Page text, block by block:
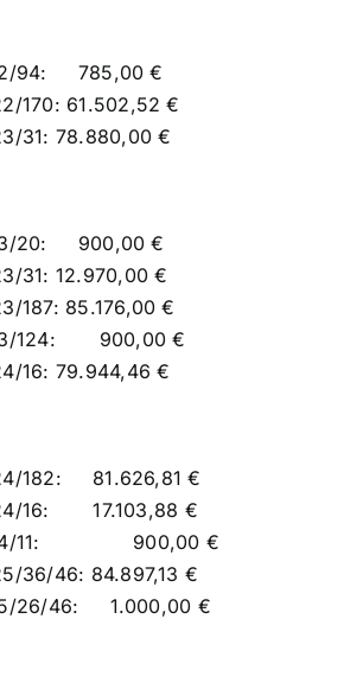
94:
785,00 €
170: 61.502,52 €
31: 78.880,00 €
20:
900,00 €
31: 12.970,00 €
187: 85.176,00 €
124:
900,00 €
16: 79.944,46 €
182: 81.626,81 €
16: 17.103,88 €
11: 900,00 €
36/46: 84.897,13 €
26/46: 1.000,00 €